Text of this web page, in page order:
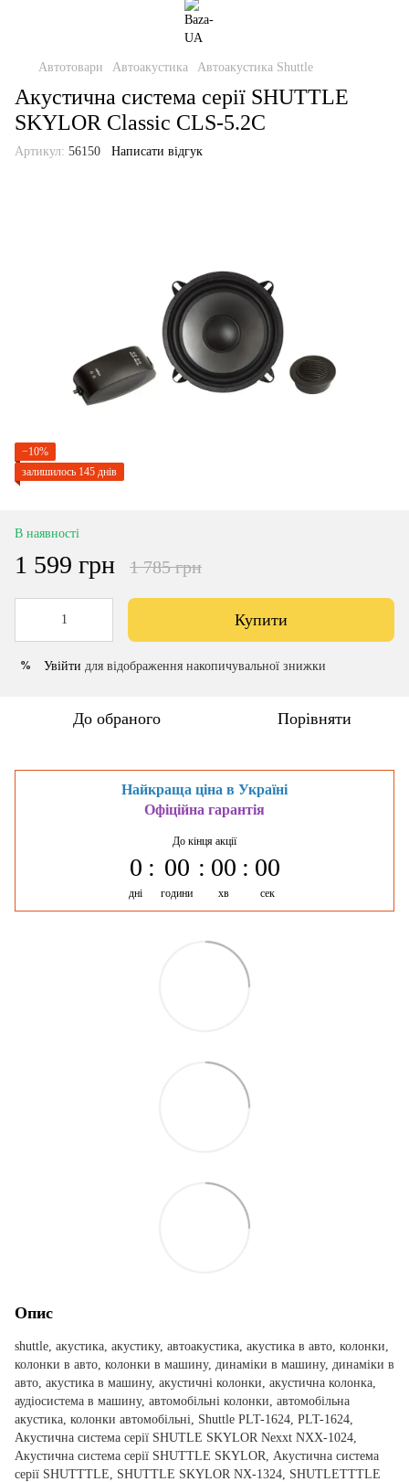
Автотовари Автоакустика Автоакустика Shuttle
Акустична система серії SHUTTLE
SKYLOR Classic CLS-5.2C
Артикул: 56150 Написати відгук
−10%
залишилось 145 днів
В наявності
1 599 грн 1 785 грн
Купити
% Увійти для відображення накопичувальної знижки
До обраного Порівняти
Найкраща ціна в Україні
Офіційна гарантія
До кінця акції
0
дні
00
години
00
хв
00
сек
Опис
shuttle, акустика, акустику, автоакустика, акустика в авто, колонки,
колонки в авто, колонки в машину, динаміки в машину, динаміки в
авто, акустика в машину, акустичні колонки, акустична колонка,
аудіосистема в машину, автомобільні колонки, автомобільна
акустика, колонки автомобільні, Shuttle PLT-1624, PLT-1624,
Акустична система серії SHUTLE SKYLOR Nexxt NXX-1024,
Акустична система серії SHUTTLE SKYLOR, Акустична система
серії SHUTTTLE, SHUTTLE SKYLOR NX-1324, SHUTLETTTLE